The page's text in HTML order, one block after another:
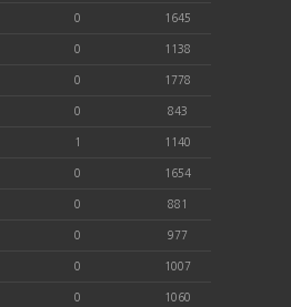
0 1645
0 1138
0 1778
0 843
1 1140
0 1654
0 881
0 977
0 1007
0 1060